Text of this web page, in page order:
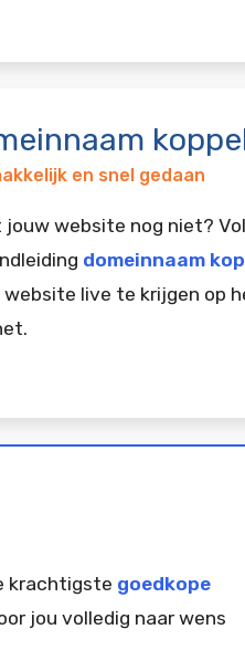
en snel gedaan
jouw website nog niet?
domeinnaam
website live te krijgen op
krachtigste goedkope
jou volledig naar wens